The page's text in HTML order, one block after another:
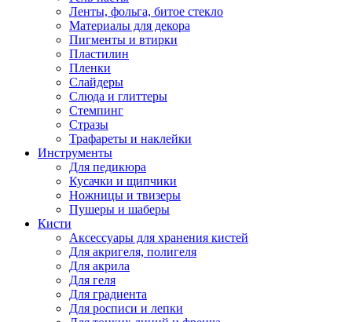
Ленты, фольга, битое стекло
Материалы для декора
Пигменты и втирки
Пластилин
Пленки
Слайдеры
Слюда и глиттеры
Стемпинг
Стразы
Трафареты и наклейки
Инструменты
Для педикюра
Кусачки и щипчики
Ножницы и твизеры
Пушеры и шаберы
Кисти
Аксессуары для хранения кистей
Для акригеля, полигеля
Для акрила
Для геля
Для градиента
Для росписи и лепки